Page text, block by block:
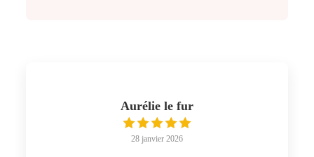
Aurélie le fur
28 janvier 2026